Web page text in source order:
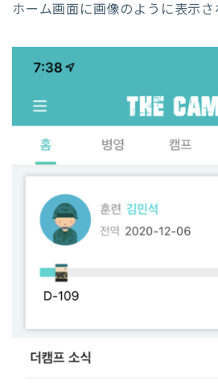
ホーム画面に画像のように表示さ